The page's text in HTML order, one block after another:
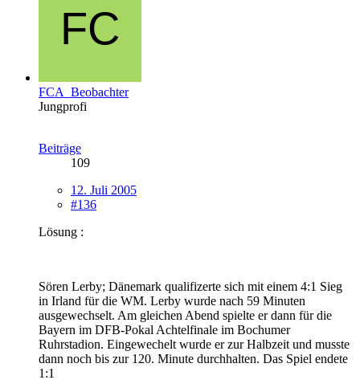
FCA_Beobachter
Jungprofi
Beiträge
109
12. Juli 2005
#136
Lösung :
Sören Lerby; Dänemark qualifizerte sich mit einem 4:1 Sieg
in Irland für die WM. Lerby wurde nach 59 Minuten
ausgewechselt. Am gleichen Abend spielte er dann für die
Bayern im DFB-Pokal Achtelfinale im Bochumer
Ruhrstadion. Eingewechelt wurde er zur Halbzeit und musste
dann noch bis zur 120. Minute durchhalten. Das Spiel endete
1:1